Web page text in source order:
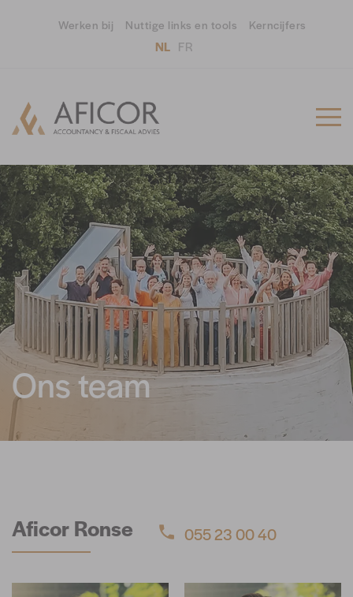
Werken bij Nuttige links en tools Kerncijfers
NL FR
Ons team
Aficor Ronse 055 23 00 40